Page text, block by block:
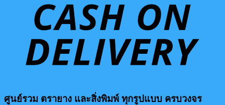
ศูนย์รวม ตรายาง และสิ่งพิมพ์ ทุกรูปแบบ ครบวงจร